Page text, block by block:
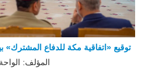
توقيع «اتفاقية مكة للدفاع المشترك»
المؤلف: الواحة